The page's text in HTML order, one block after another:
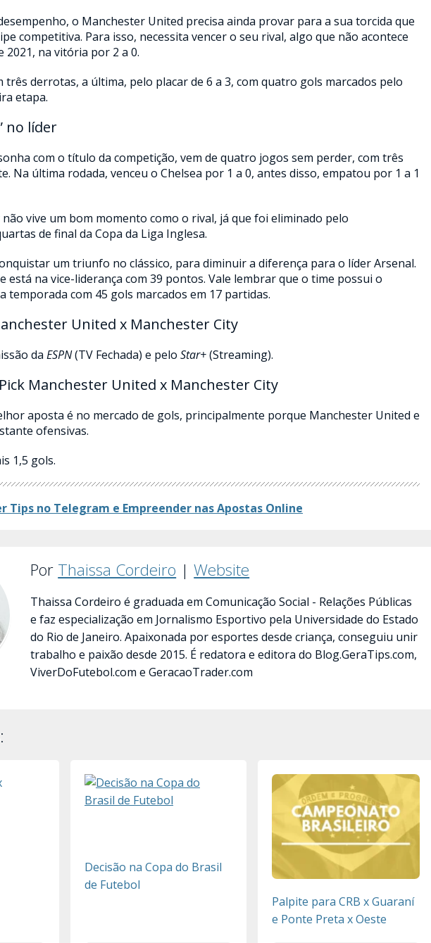
o Manchester United precisa ainda provar para a sua torcida que
competitiva. Para isso, necessita vencer o seu rival, algo que não acontece
2021, na vitória por 2 a 0.
três derrotas, a última, pelo placar de 6 a 3, com quatro gols marcados pelo
etapa.
no líder
com o título da competição, vem de quatro jogos sem perder, com três
Na última rodada, venceu o Chelsea por 1 a 0, antes disso, empatou por 1 a 1
não vive um bom momento como o rival, já que foi eliminado pelo
de final da Copa da Liga Inglesa.
um triunfo no clássico, para diminuir a diferença para o líder Arsenal.
está na vice-liderança com 39 pontos. Vale lembrar que o time possui o
temporada com 45 gols marcados em 17 partidas.
United x Manchester City
da ESPN(TV Fechada) e pelo Star+(Streaming).
Manchester United x Manchester City
aposta é no mercado de gols, principalmente porque Manchester United e
ofensivas.
1,5 gols.
Tips no Telegram e Empreender nas Apostas​ Online
Por Thaissa Cordeiro |Website
Thaissa Cordeiro é graduada em Comunicação Social - Relações Públicas
e faz especialização em Jornalismo Esportivo pela Universidade do Estado
do Rio de Janeiro. Apaixonada por esportes desde criança, conseguiu unir
trabalho e paixão desde 2015. É redatora e editora do Blog.GeraTips.com,
ViverDoFutebol.com e GeracaoTrader.com
:
Decisão na Copa do Brasil
de Futebol
Palpite para CRB x Guaraní
e Ponte Preta x Oeste